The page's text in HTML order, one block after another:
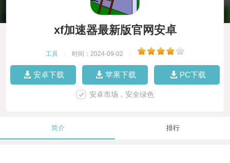
xf加速器最新版官网安卓
工具 时间：2024-09-02
安卓下载 苹果下载 PC下载
安卓市场，安全绿色
简介 排行